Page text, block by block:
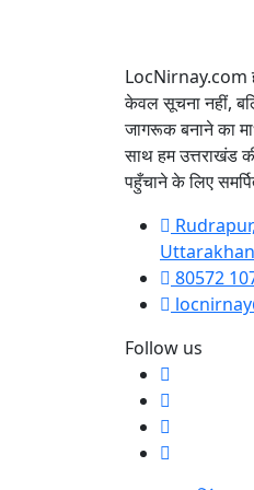
LocNirnay.com
केवल सूचना नहीं,
जागरूक बनाने का
साथ हम
पहुँचाने के लिए
80572
Follow us